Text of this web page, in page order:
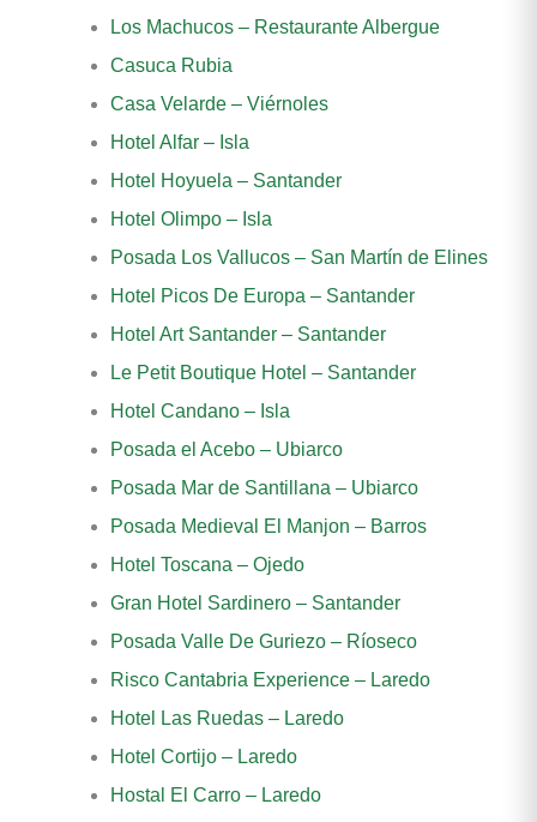
Los Machucos – Restaurante Albergue
Casuca Rubia
Casa Velarde – Viérnoles
Hotel Alfar – Isla
Hotel Hoyuela – Santander
Hotel Olimpo – Isla
Posada Los Vallucos – San Martín de Elines
Hotel Picos De Europa – Santander
Hotel Art Santander – Santander
Le Petit Boutique Hotel – Santander
Hotel Candano – Isla
Posada el Acebo – Ubiarco
Posada Mar de Santillana – Ubiarco
Posada Medieval El Manjon – Barros
Hotel Toscana – Ojedo
Gran Hotel Sardinero – Santander
Posada Valle De Guriezo – Ríoseco
Risco Cantabria Experience – Laredo
Hotel Las Ruedas – Laredo
Hotel Cortijo – Laredo
Hostal El Carro – Laredo